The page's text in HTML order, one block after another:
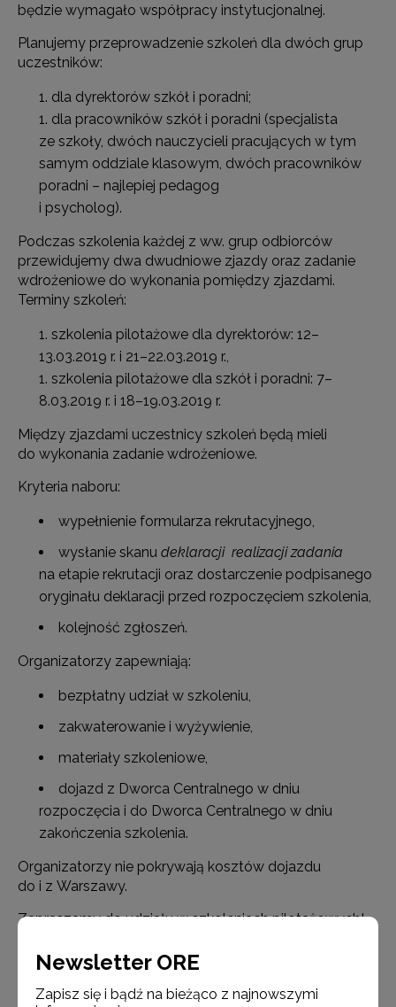
będzie wymagało współpracy instytucjonalnej.
Planujemy przeprowadzenie szkoleń dla dwóch grup
uczestników:
dla dyrektorów szkół i poradni;
dla pracowników szkół i poradni (specjalista
ze szkoły, dwóch nauczycieli pracujących w tym
samym oddziale klasowym, dwóch pracowników
poradni – najlepiej pedagog
i psycholog).
Podczas szkolenia każdej z ww. grup odbiorców
przewidujemy dwa dwudniowe zjazdy oraz zadanie
wdrożeniowe do wykonania pomiędzy zjazdami.
Terminy szkoleń:
szkolenia pilotażowe dla dyrektorów: 12–
13.03.2019 r. i 21–22.03.2019 r.,
szkolenia pilotażowe dla szkół i poradni: 7–
8.03.2019 r. i 18–19.03.2019 r.
Między zjazdami uczestnicy szkoleń będą mieli
do wykonania zadanie wdrożeniowe.
Kryteria naboru:
wypełnienie formularza rekrutacyjnego,
wysłanie skanu deklaracji realizacji zadania
na etapie rekrutacji oraz dostarczenie podpisanego
oryginału deklaracji przed rozpoczęciem szkolenia,
kolejność zgłoszeń.
Organizatorzy zapewniają:
bezpłatny udział w szkoleniu,
zakwaterowanie i wyżywienie,
materiały szkoleniowe,
dojazd z Dworca Centralnego w dniu
rozpoczęcia i do Dworca Centralnego w dniu
zakończenia szkolenia.
Organizatorzy nie pokrywają kosztów dojazdu
do i z Warszawy.
Zapraszamy do udziału w szkoleniach pilotażowych!
Szkolenie realizowane jest w ramach realizacji projektu
pozakonkursowego „Opracowanie instrumentów
do prowadzenia diagnozy psychologiczno-
Newsletter ORE
Zapisz się i bądź na bieżąco z najnowszymi